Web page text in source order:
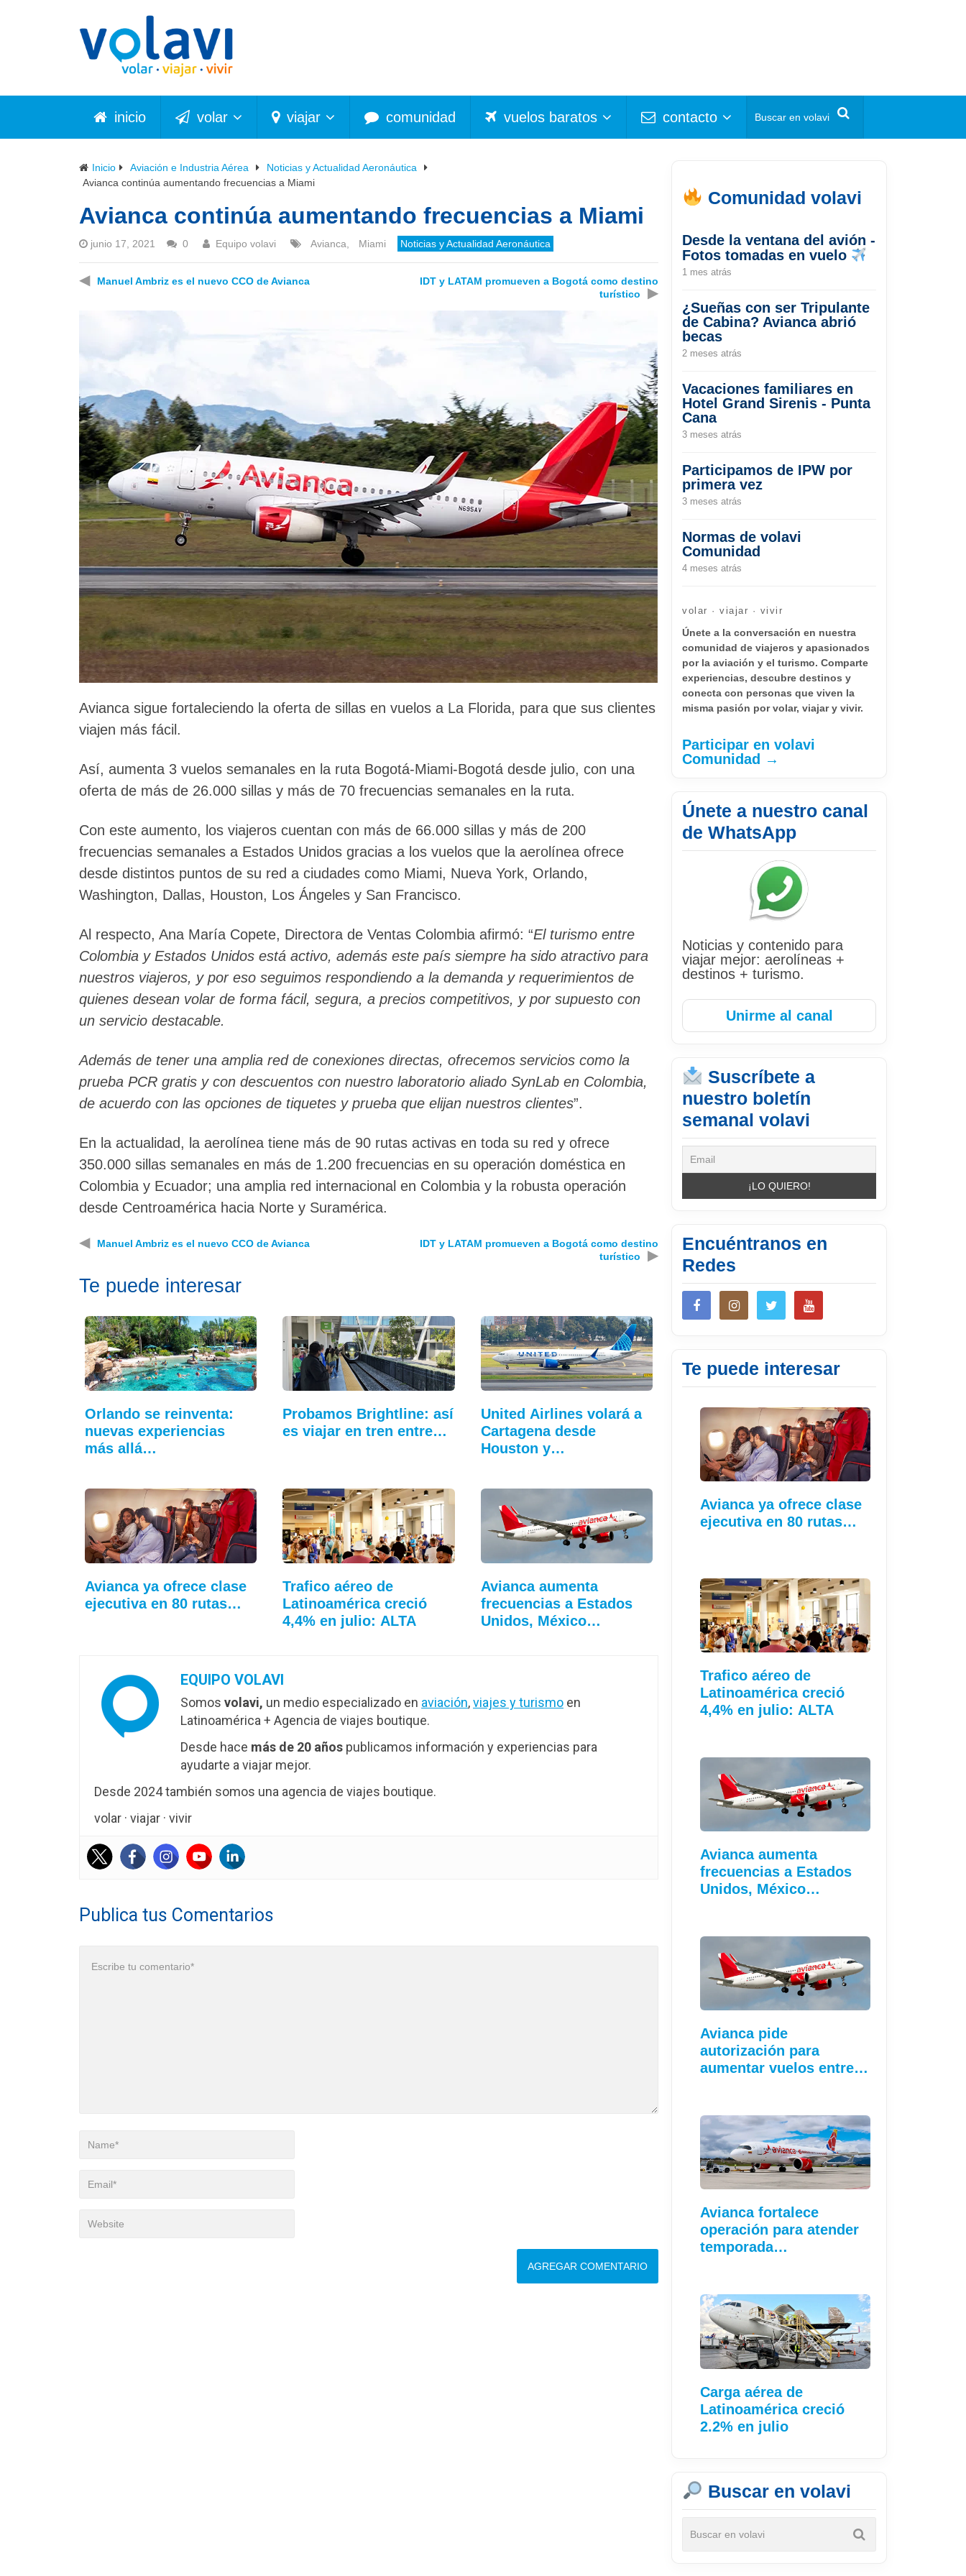
inicio volar viajar comunidad vuelos baratos contacto
Inicio Aviación e Industria Aérea
Noticias y Actualidad Aeronáutica
Avianca continúa aumentando frecuencias a Miami
Avianca continúa aumentando frecuencias a Miami
junio 17, 2021 0 Equipo volavi Avianca Miami Noticias y Actualidad Aeronáutica
◀ Manuel Ambriz es el nuevo CCO de Avianca
IDT y LATAM promueven a Bogotá como destino
turístico
▶
Avianca sigue fortaleciendo la oferta de sillas en vuelos a La Florida, para que sus clientes
viajen más fácil.
Así, aumenta 3 vuelos semanales en la ruta Bogotá-Miami-Bogotá desde julio, con una
oferta de más de 26.000 sillas y más de 70 frecuencias semanales en la ruta.
Con este aumento, los viajeros cuentan con más de 66.000 sillas y más de 200
frecuencias semanales a Estados Unidos gracias a los vuelos que la aerolínea ofrece
desde distintos puntos de su red a ciudades como Miami, Nueva York, Orlando,
Washington, Dallas, Houston, Los Ángeles y San Francisco.
Al respecto, Ana María Copete, Directora de Ventas Colombia afirmó: “El turismo entre
Colombia y Estados Unidos está activo, además este país siempre ha sido atractivo para
nuestros viajeros, y por eso seguimos respondiendo a la demanda y requerimientos de
quienes desean volar de forma fácil, segura, a precios competitivos, y por supuesto con
un servicio destacable.
Además de tener una amplia red de conexiones directas, ofrecemos servicios como la
prueba PCR gratis y con descuentos con nuestro laboratorio aliado SynLab en Colombia,
de acuerdo con las opciones de tiquetes y prueba que elijan nuestros clientes”.
En la actualidad, la aerolínea tiene más de 90 rutas activas en toda su red y ofrece
350.000 sillas semanales en más de 1.200 frecuencias en su operación doméstica en
Colombia y Ecuador; una amplia red internacional en Colombia y la robusta operación
desde Centroamérica hacia Norte y Suramérica.
◀ Manuel Ambriz es el nuevo CCO de Avianca
IDT y LATAM promueven a Bogotá como destino
turístico
▶
Te puede interesar
Orlando se reinventa:
nuevas experiencias
más allá…
Probamos Brightline: así
es viajar en tren entre…
United Airlines volará a
Cartagena desde
Houston y…
Avianca ya ofrece clase
ejecutiva en 80 rutas…
Trafico aéreo de
Latinoamérica creció
4,4% en julio: ALTA
Avianca aumenta
frecuencias a Estados
Unidos, México…
EQUIPO VOLAVI
Somos volavi, un medio especializado en aviación,viajes y turismo en
Latinoamérica + Agencia de viajes boutique.
Desde hace más de 20 años publicamos información y experiencias para
ayudarte a viajar mejor.
Desde 2024 también somos una agencia de viajes boutique.
volar · viajar · vivir
Publica tus Comentarios
Comunidad volavi
Desde la ventana del avión -
Fotos tomadas en vuelo
1 mes atrás
¿Sueñas con ser Tripulante
de Cabina? Avianca abrió
becas
2 meses atrás
Vacaciones familiares en
Hotel Grand Sirenis - Punta
Cana
3 meses atrás
Participamos de IPW por
primera vez
3 meses atrás
Normas de volavi
Comunidad
4 meses atrás
volar · viajar · vivir
Únete a la conversación en nuestra
comunidad de viajeros y apasionados
por la aviación y el turismo. Comparte
experiencias, descubre destinos y
conecta con personas que viven la
misma pasión por volar, viajar y vivir.
Participar en volavi
Comunidad →
Únete a nuestro canal
de WhatsApp
Noticias y contenido para
viajar mejor: aerolíneas +
destinos + turismo.
Unirme al canal
Suscríbete a
nuestro boletín
semanal volavi
Encuéntranos en
Redes
Te puede interesar
Avianca ya ofrece clase
ejecutiva en 80 rutas…
Trafico aéreo de
Latinoamérica creció
4,4% en julio: ALTA
Avianca aumenta
frecuencias a Estados
Unidos, México…
Avianca pide
autorización para
aumentar vuelos entre…
Avianca fortalece
operación para atender
temporada…
Carga aérea de
Latinoamérica creció
2.2% en julio
Buscar en volavi